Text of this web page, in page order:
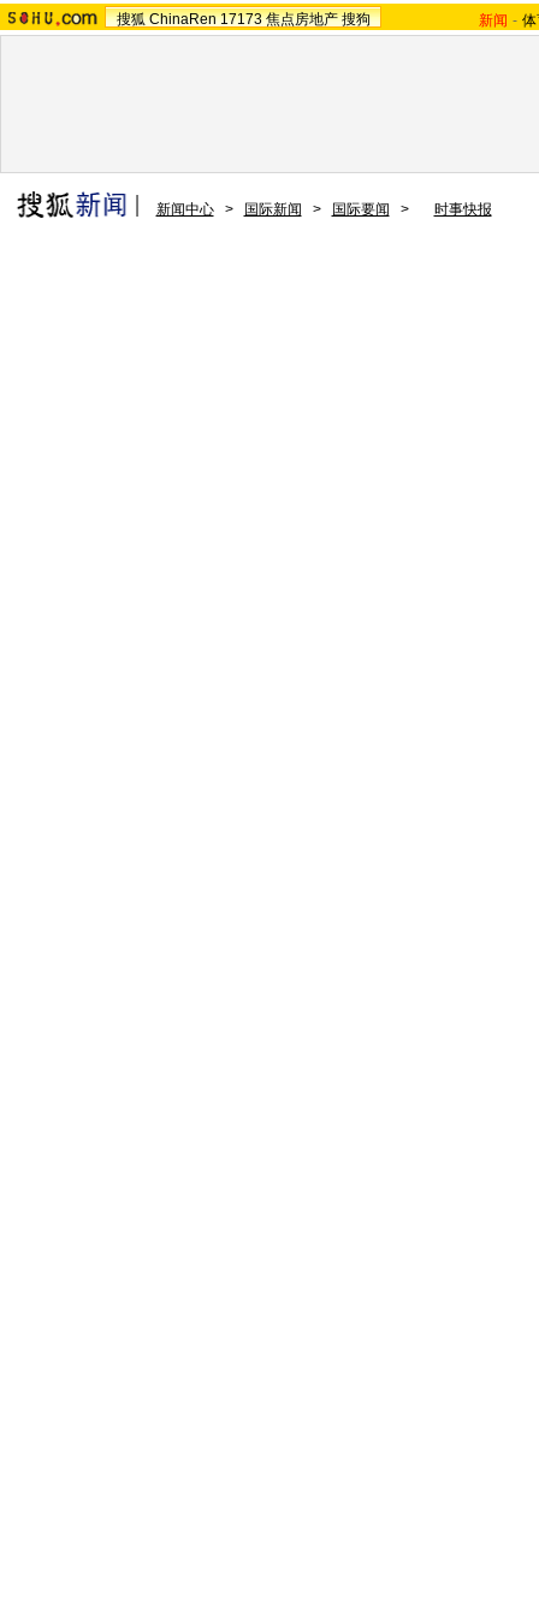
搜狐 ChinaRen 17173 焦点房地产 搜狗 新闻 -
新闻中心 > 国际新闻 > 国际要闻 > 时事快报